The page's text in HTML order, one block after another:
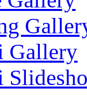
Gallery